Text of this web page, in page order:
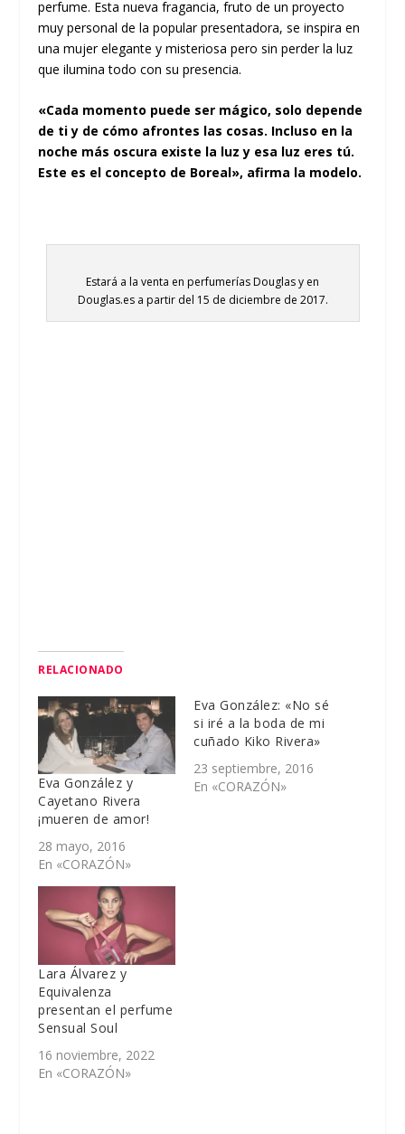
perfume. Esta nueva fragancia, fruto de un proyecto
muy personal de la popular presentadora, se inspira en
una mujer elegante y misteriosa pero sin perder la luz
que ilumina todo con su presencia.
«Cada momento puede ser mágico, solo depende
de ti y de cómo afrontes las cosas. Incluso en la
noche más oscura existe la luz y esa luz eres tú.
Este es el concepto de Boreal», afirma la modelo.
Estará a la venta en perfumerías Douglas y en
Douglas.es a partir del 15 de diciembre de 2017.
RELACIONADO
Eva González y
Cayetano Rivera
¡mueren de amor!
28 mayo, 2016
En «CORAZÓN»
Eva González: «No sé
si iré a la boda de mi
cuñado Kiko Rivera»
23 septiembre, 2016
En «CORAZÓN»
Lara Álvarez y
Equivalenza
presentan el perfume
Sensual Soul
16 noviembre, 2022
En «CORAZÓN»